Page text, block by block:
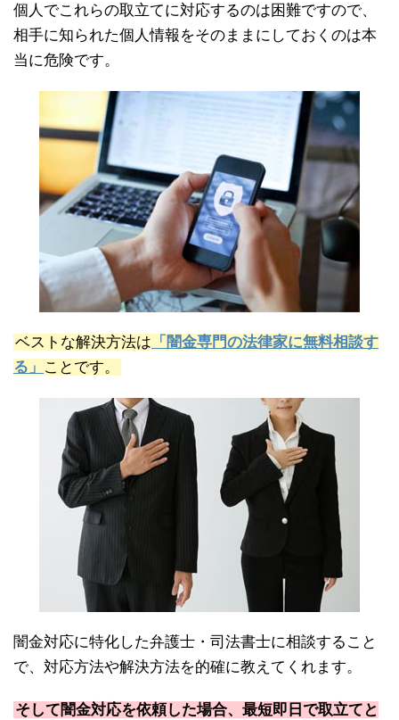
個人でこれらの取立てに対応するのは困難ですので、
相手に知られた個人情報をそのままにしておくのは本
当に危険です。
ベストな解決方法は 「闇金専門の法律家に無料相談す
る」 ことです。
闇金対応に特化した弁護士・司法書士に相談すること
で、対応方法や解決方法を的確に教えてくれます。
そして闇金対応を依頼した場合、最短即日で取立てと